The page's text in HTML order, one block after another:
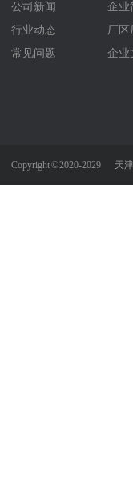
公司新闻
行业动态
常见问题
企业
厂区
企业
Copyright © 2020-2029 天